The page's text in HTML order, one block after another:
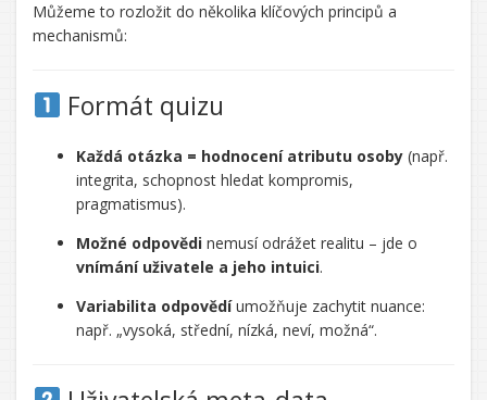
Můžeme to rozložit do několika klíčových principů a
mechanismů:
Formát quizu
Každá otázka = hodnocení atributu osoby (např.
integrita, schopnost hledat kompromis,
pragmatismus).
Možné odpovědi nemusí odrážet realitu – jde o
vnímání uživatele a jeho intuici.
Variabilita odpovědíumožňuje zachytit nuance:
např. „vysoká, střední, nízká, neví, možná“.